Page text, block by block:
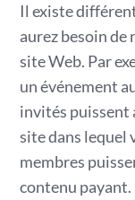
Il existe
aurez besoin de
site Web. Par
un événement
invités puissent
site dans lequel
membres
contenu payant.